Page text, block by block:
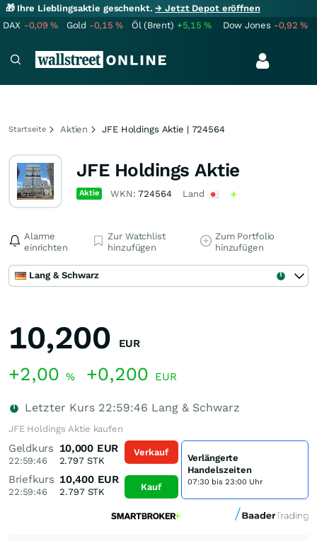
🎁 Ihre Lieblingsaktie geschenkt.→ Jetzt Depot eröffnen
DAX -0,09% Gold -0,15% Öl (Brent) +5,15% Dow Jones -0,92%
Startseite Aktien JFE Holdings Aktie | 724564
JFE Holdings Aktie
Aktie WKN:724564 Land
Alarme
einrichten
Zur Watchlist
hinzufügen
Zum Portfolio
hinzufügen
Lang & Schwarz
10,200 EUR
+2,00 % +0,200 EUR
Letzter Kurs 22:59:46 Lang & Schwarz
JFE Holdings Aktie kaufen
Geldkurs
22:59:46
10,000 EUR
2.797STK
Briefkurs
22:59:46
10,400 EUR
2.797STK
Verkauf
Kauf
Verlängerte
Handelszeiten
07:30 bis 23:00 Uhr